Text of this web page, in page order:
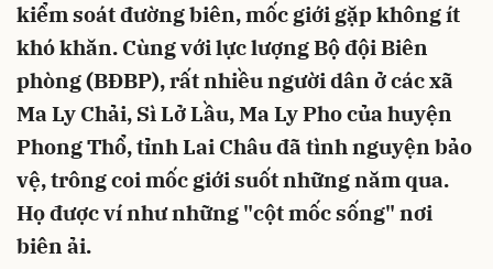
kiểm soát đường biên, mốc giới gặp không ít
khó khăn. Cùng với lực lượng Bộ đội Biên
phòng (BĐBP), rất nhiều người dân ở các xã
Ma Ly Chải, Sì Lở Lầu, Ma Ly Pho của huyện
Phong Thổ, tỉnh Lai Châu đã tình nguyện bảo
vệ, trông coi mốc giới suốt những năm qua.
Họ được ví như những "cột mốc sống" nơi
biên ải.